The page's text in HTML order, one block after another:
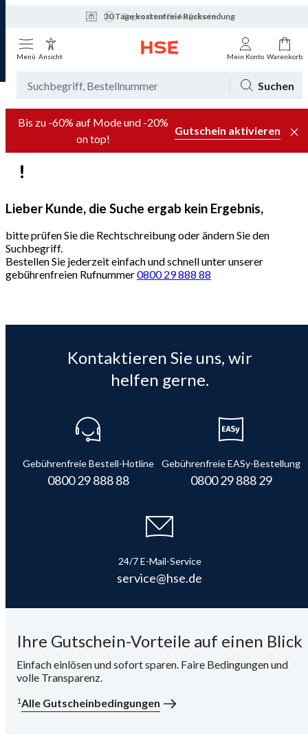
30 Tage kostenfreie Rücksendung
Tagesaktuelle Angebote
Menü Ansicht Mein Konto Warenkorb
Suchen
Bis zu -60% auf Mode und -20%
on top!
Gutschein aktivieren
Lieber Kunde, die Suche ergab kein Ergebnis,
bitte prüfen Sie die Rechtschreibung oder ändern Sie den
Suchbegriff.
Bestellen Sie jederzeit einfach und schnell unter unserer
gebührenfreien Rufnummer0800 29 888 88
Kontaktieren Sie uns, wir
helfen gerne.
Gebührenfreie Bestell-Hotline
0800 29 888 88
Gebührenfreie EASy-Bestellung
0800 29 888 29
24/7 E-Mail-Service
service@hse.de
Ihre Gutschein-Vorteile auf einen Blick
Einfach einlösen und sofort sparen. Faire Bedingungen und
volle Transparenz.
1Alle Gutscheinbedingungen